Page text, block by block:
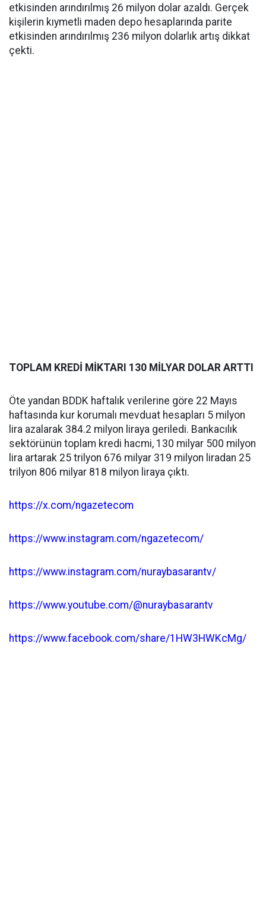
etkisinden arındırılmış 26 milyon dolar azaldı. Gerçek
kişilerin kıymetli maden depo hesaplarında parite
etkisinden arındırılmış 236 milyon dolarlık artış dikkat
çekti.
TOPLAM KREDİ MİKTARI 130 MİLYAR DOLAR ARTTI
Öte yandan BDDK haftalık verilerine göre 22 Mayıs
haftasında kur korumalı mevduat hesapları 5 milyon
lira azalarak 384.2 milyon liraya geriledi. Bankacılık
sektörünün toplam kredi hacmi, 130 milyar 500 milyon
lira artarak 25 trilyon 676 milyar 319 milyon liradan 25
trilyon 806 milyar 818 milyon liraya çıktı.
https://x.com/ngazetecom
https://www.instagram.com/ngazetecom/
https://www.instagram.com/nuraybasarantv/
https://www.youtube.com/@nuraybasarantv
https://www.facebook.com/share/1HW3HWKcMg/